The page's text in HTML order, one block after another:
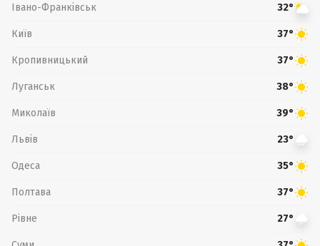
Івано-Франківськ 32°
Київ 37°
Кропивницький 37°
Луганськ 38°
Миколаїв 39°
Львів 23°
Одеса 35°
Полтава 37°
Рівне 27°